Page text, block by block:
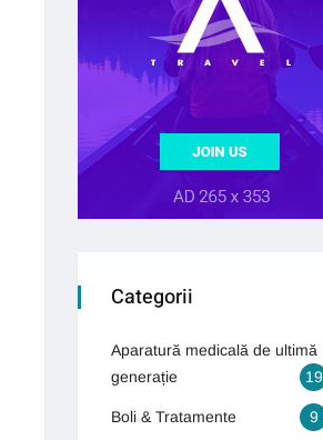
Categorii
Aparatură medicală de ultimă
generație
19
Boli & Tratamente 9